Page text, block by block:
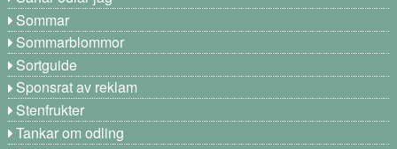
Sommar
Sommarblommor
Sortguide
Sponsrat av reklam
Stenfrukter
Tankar om odling